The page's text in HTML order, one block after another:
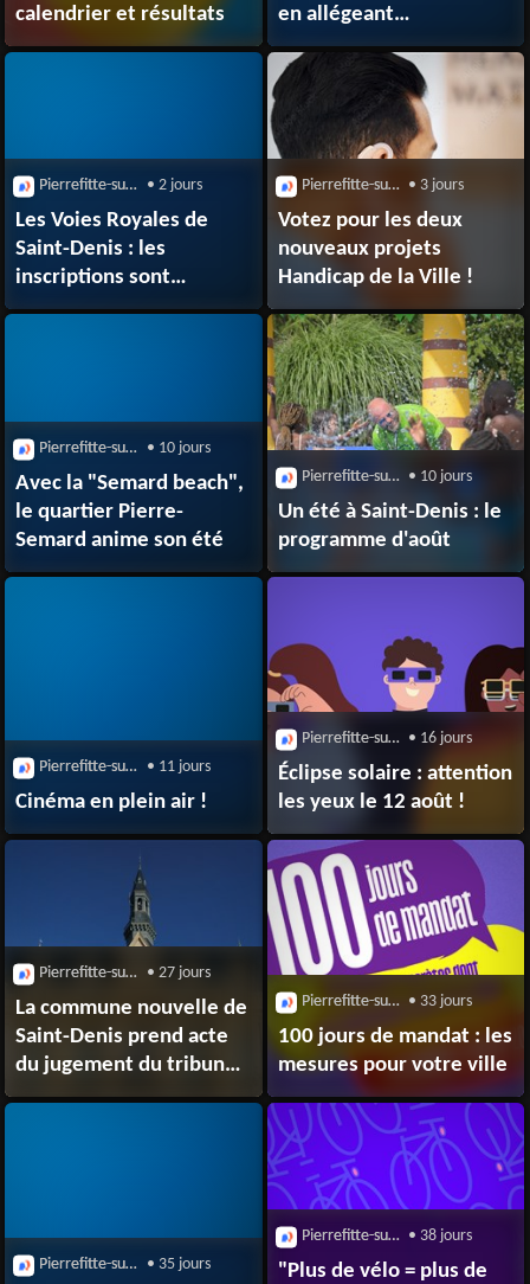
calendrier et résultats
en allégeant
leurs dépenses
Pierrefitte-sur-Seine (93380) • 2 jours
Les Voies Royales de
Saint-Denis : les
inscriptions sont
lancées !
Pierrefitte-sur-Seine (93380) • 3 jours
Votez pour les deux
nouveaux projets
Handicap de la Ville !
Pierrefitte-sur-Seine (93380) • 10 jours
Avec la "Semard beach",
le quartier Pierre-
Semard anime son été
Pierrefitte-sur-Seine (93380) • 10 jours
Un été à Saint-Denis : le
programme d'août
Pierrefitte-sur-Seine (93380) • 11 jours
Cinéma en plein air !
Pierrefitte-sur-Seine (93380) • 16 jours
Éclipse solaire : attention
les yeux le 12 août !
Pierrefitte-sur-Seine (93380) • 27 jours
La commune nouvelle de
Saint-Denis prend acte
du jugement du tribunal
administratif relatif à
Pierrefitte-sur-Seine (93380) • 33 jours
100 jours de mandat : les
mesures pour votre ville
Pierrefitte-sur-Seine (93380) • 35 jours
Pierrefitte-sur-Seine (93380) • 38 jours
"Plus de vélo = plus de